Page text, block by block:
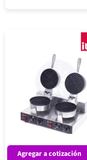
Agregar a cotización